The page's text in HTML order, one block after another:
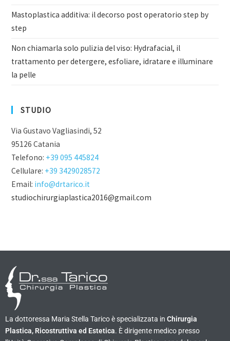
Mastoplastica additiva: il decorso post operatorio step by
step
Non chiamarla solo pulizia del viso: Hydrafacial, il
trattamento per detergere, esfoliare, idratare e illuminare
la pelle
STUDIO
Via Gustavo Vagliasindi, 52
95126 Catania
Telefono: +39 095 445824
Cellulare: +39 3429028572
Email: info@drtarico.it
studiochirurgiaplastica2016@gmail.com
La dottoressa Maria Stella Tarico è specializzata in Chirurgia
Plastica, Ricostruttiva ed Estetica. È dirigente medico presso